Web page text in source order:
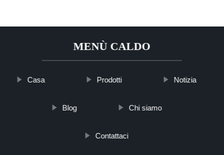
MENÙ CALDO
Casa Prodotti Notizia
Blog Chi siamo
Contattaci